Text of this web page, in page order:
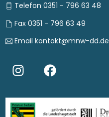
Telefon 0351 - 796 63 48
Fax 0351 - 796 63 49
Email kontakt@mnw-dd.de